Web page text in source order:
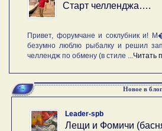
Старт челленджа….
Привет, форумчане и соклубник и!
безумно люблю рыбалку и решил
челлендж по обмену (в стиле ...Читать
Новое в
Leader-spb
Лещи и Фомичи